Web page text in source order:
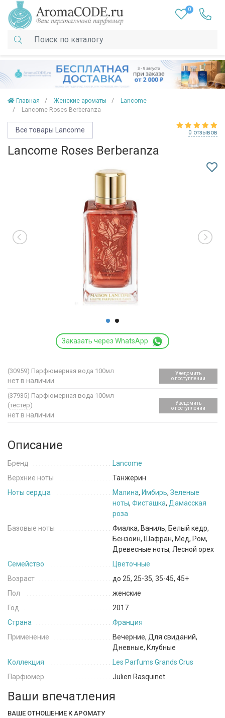
0
Главная Женские ароматы
Lancome
Lancome Roses Berberanza
Все товары Lancome 0 отзывов
Lancome Roses Berberanza
Заказать через WhatsApp
(30959) Парфюмерная вода 100мл
нет в наличии
Уведомить
о поступлении
(37935) Парфюмерная вода 100мл
(тестер)
нет в наличии
Уведомить
о поступлении
Описание
Бренд
Lancome
Верхние ноты
Танжерин
Ноты сердца
Малина, Имбирь, Зеленые
ноты, Фисташка, Дамасская
роза
Базовые ноты
Фиалка, Ваниль, Белый кедр,
Бензоин, Шафран, Мёд, Ром,
Древесные ноты, Лесной орех
Семейство
Цветочные
Возраст
до 25, 25-35, 35-45, 45+
Пол
женские
Год
2017
Страна
Франция
Применение
Вечерние, Для свиданий,
Дневные, Клубные
Коллекция
Les Parfums Grands Crus
Парфюмер
Julien Rasquinet
Ваши впечатления
ВАШЕ ОТНОШЕНИЕ К АРОМАТУ